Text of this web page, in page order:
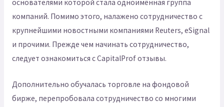
основателями которой стала одноимённая группа
компаний. Помимо этого, налажено сотрудничество с
крупнейшими новостными компаниями Reuters, eSignal
и прочими. Прежде чем начинать сотрудничество,
следует ознакомиться с CapitalProf отзывы.
Дополнительно обучалась торговле на фондовой
бирже, перепробовала сотрудничество со многими